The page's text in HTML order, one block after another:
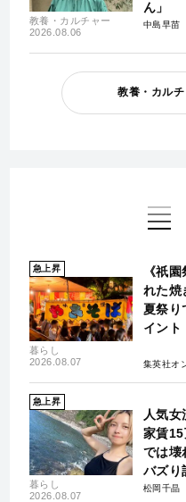
教養・カルチャー
2026.08.06
ん」
中島早苗
教養・カル
急上昇
暮らし
2026.08.07
《祇
れた焼
夏祭り
イント
集英社オ
急上昇
暮らし
2026.08.07
人気
家賃
では壊
バズり
松岡千晶